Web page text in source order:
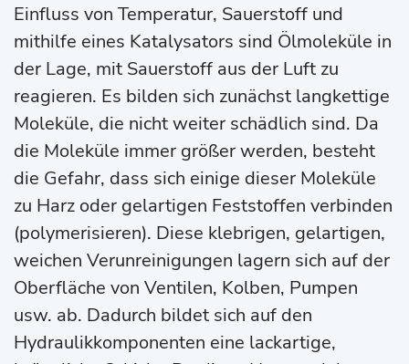
Einfluss von Temperatur, Sauerstoff und
mithilfe eines Katalysators sind Ölmoleküle in
der Lage, mit Sauerstoff aus der Luft zu
reagieren. Es bilden sich zunächst langkettige
Moleküle, die nicht weiter schädlich sind. Da
die Moleküle immer größer werden, besteht
die Gefahr, dass sich einige dieser Moleküle
zu Harz oder gelartigen Feststoffen verbinden
(polymerisieren). Diese klebrigen, gelartigen,
weichen Verunreinigungen lagern sich auf der
Oberfläche von Ventilen, Kolben, Pumpen
usw. ab. Dadurch bildet sich auf den
Hydraulikkomponenten eine lackartige,